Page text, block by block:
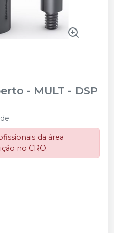
- MULT - DSP
da área
no CRO.